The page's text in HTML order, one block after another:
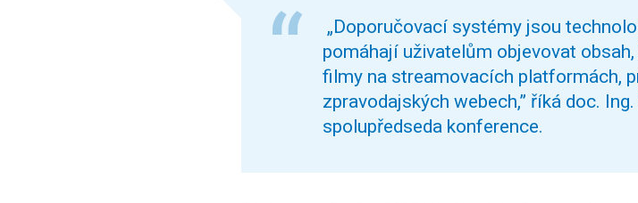
„Doporučovací systémy jsou
pomáhají uživatelům objevovat
filmy na streamovacích platformách,
zpravodajských webech,” říká doc.
spolupředseda konference.